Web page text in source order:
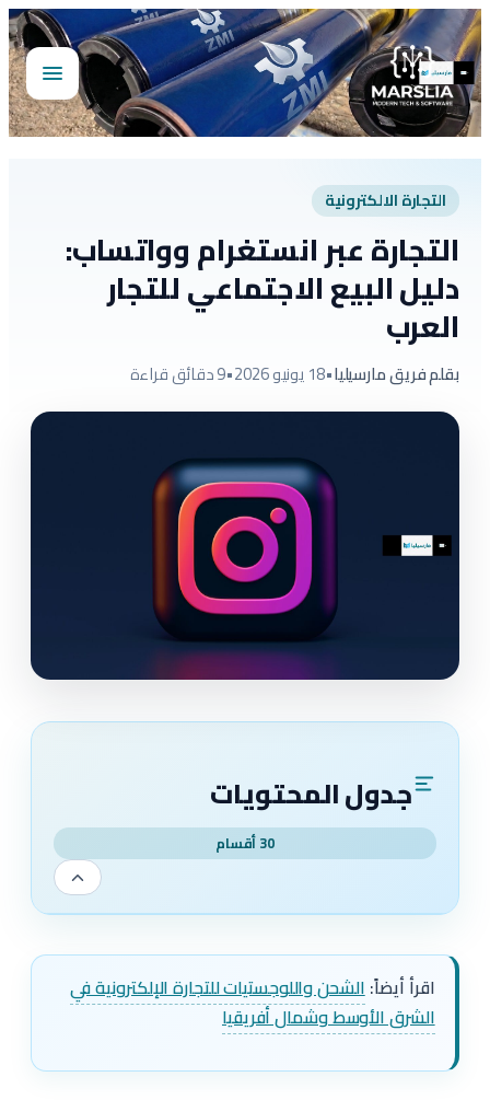
تخطى
إلى
المحتوى فتح
التجارة الالكترونية
التجارة عبر انستغرام وواتساب:
دليل البيع الاجتماعي للتجار
العرب
بقلم فريق مارسيليا•18 يونيو 2026 •9 دقائق قراءة
جدول المحتويات
30 أقسام
اقرأ أيضاً:الشحن واللوجستيات للتجارة الإلكترونية في
الشرق الأوسط وشمال أفريقيا